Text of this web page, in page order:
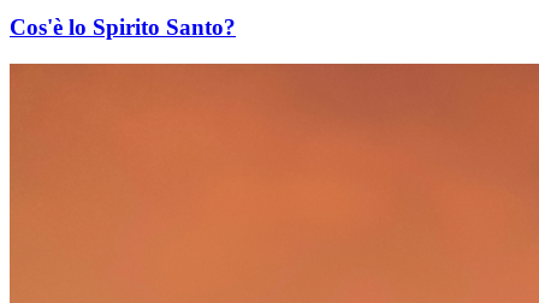
Cos'è lo Spirito Santo?